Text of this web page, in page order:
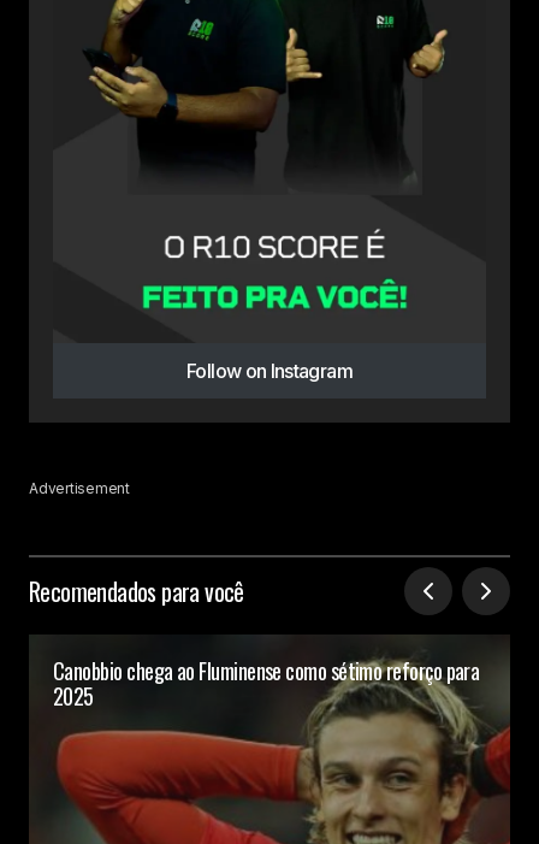
Follow on Instagram
Advertisement
Recomendados para você
Canobbio chega ao Fluminense como sétimo reforço para
2025